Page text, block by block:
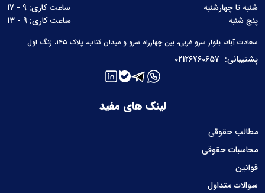
لینک های مفید
مطالب حقوقی
محاسبات حقوقی
قوانین
سوالات متداول
شنبه تا چهارشنبه
ساعت کاری: 9 - 17
پنج شنبه
ساعت کاری: 9 - 13
سعادت آباد، بلوار سرو غربی، بین چهارراه سرو و میدان کتاب، پلاک ۱۴۵، زنگ اول
پشتیبانی: 02126760657